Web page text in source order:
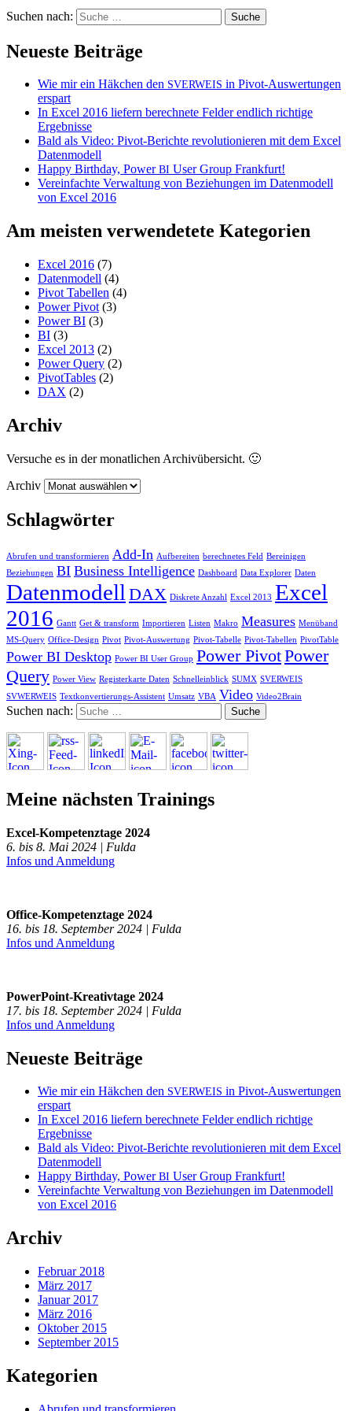
Suchen nach:
Neueste Beiträge
Wie mir ein Häkchen den SVERWEIS in Pivot-Auswertungen
erspart
In Excel 2016 liefern berechnete Felder endlich richtige
Ergebnisse
Bald als Video: Pivot-Berichte revolutionieren mit dem Excel
Datenmodell
Happy Birthday, PowerBI User Group Frankfurt!
Vereinfachte Verwaltung von Beziehungen im Datenmodell
von Excel 2016
Am meisten verwendetete Kategorien
Excel 2016 (7)
Datenmodell (4)
Pivot Tabellen (4)
Power Pivot (3)
Power BI (3)
BI (3)
Excel 2013 (2)
Power Query (2)
PivotTables (2)
DAX (2)
Archiv
Versuche es in der monatlichen Archivübersicht. 🙂
Archiv
Schlagwörter
Abrufen und transformieren Add-In Aufbereiten berechnetes Feld Bereinigen
Beziehungen BI Business Intelligence Dashboard Data Explorer Daten
Datenmodell DAX Diskrete Anzahl Excel 2013 Excel
2016 Gantt Get & transform Importieren Listen Makro Measures Menüband
MS-Query Office-Design Pivot Pivot-Auswertung Pivot-Tabelle Pivot-Tabellen PivotTable
Power BI Desktop Power BI User Group Power PivotPower
Query Power View Registerkarte Daten Schnelleinblick SUMX SVERWEIS
SVWERWEIS Textkonvertierungs-Assistent Umsatz VBA Video Video2Brain
Suchen nach:
Meine nächsten Trainings
Excel-Kompetenztage 2024
6. bis 8. Mai 2024 | Fulda
Infos und Anmeldung
Office-Kompetenztage 2024
16. bis 18. September 2024 | Fulda
Infos und Anmeldung
PowerPoint-Kreativtage 2024
17. bis 18. September 2024 | Fulda
Infos und Anmeldung
Neueste Beiträge
Wie mir ein Häkchen den SVERWEIS in Pivot-Auswertungen
erspart
In Excel 2016 liefern berechnete Felder endlich richtige
Ergebnisse
Bald als Video: Pivot-Berichte revolutionieren mit dem Excel
Datenmodell
Happy Birthday, PowerBI User Group Frankfurt!
Vereinfachte Verwaltung von Beziehungen im Datenmodell
von Excel 2016
Archiv
Februar 2018
März 2017
Januar 2017
März 2016
Oktober 2015
September 2015
Kategorien